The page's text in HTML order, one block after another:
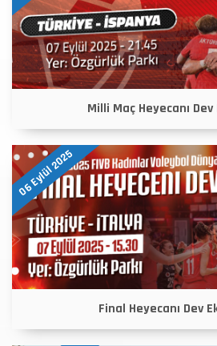
Milli Maç Heyecanı
06 Eylül 2025
Final Heyecanı Dev